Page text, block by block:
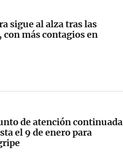
sigue al alza tras las
más contagios en
de atención continuada
el 9 de enero para